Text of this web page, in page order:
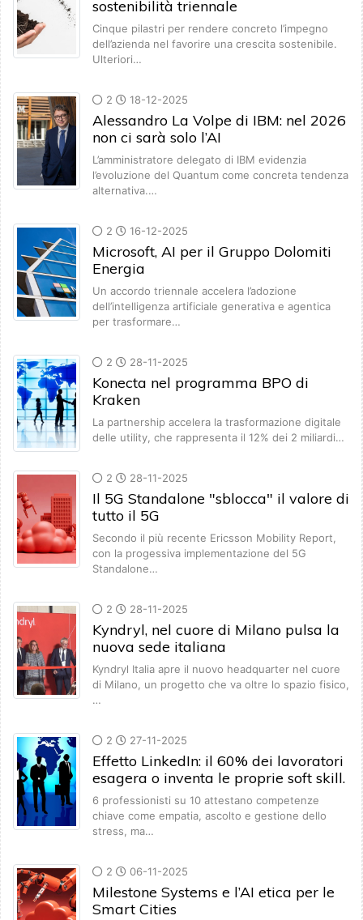
sostenibilità triennale
Cinque pilastri per rendere concreto l’impegno
dell’azienda nel favorire una crescita sostenibile.
Ulteriori…
2 18-12-2025
Alessandro La Volpe di IBM: nel 2026
non ci sarà solo l’AI
L’amministratore delegato di IBM evidenzia
l’evoluzione del Quantum come concreta tendenza
alternativa.…
2 16-12-2025
Microsoft, AI per il Gruppo Dolomiti
Energia
Un accordo triennale accelera l’adozione
dell’intelligenza artificiale generativa e agentica
per trasformare…
2 28-11-2025
Konecta nel programma BPO di
Kraken
La partnership accelera la trasformazione digitale
delle utility, che rappresenta il 12% dei 2 miliardi…
2 28-11-2025
Il 5G Standalone "sblocca" il valore di
tutto il 5G
Secondo il più recente Ericsson Mobility Report,
con la progessiva implementazione del 5G
Standalone…
2 28-11-2025
Kyndryl, nel cuore di Milano pulsa la
nuova sede italiana
Kyndryl Italia apre il nuovo headquarter nel cuore
di Milano, un progetto che va oltre lo spazio fisico,
…
2 27-11-2025
Effetto LinkedIn: il 60% dei lavoratori
esagera o inventa le proprie soft skill.
6 professionisti su 10 attestano competenze
chiave come empatia, ascolto e gestione dello
stress, ma…
2 06-11-2025
Milestone Systems e l’AI etica per le
Smart Cities